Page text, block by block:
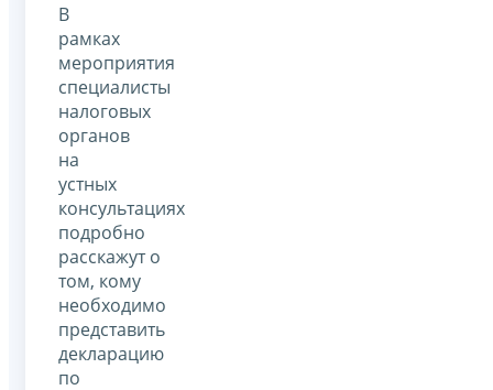
В
рамках
мероприятия
специалисты
налоговых
органов
на
устных
консультациях
подробно
расскажут о
том, кому
необходимо
представить
декларацию
по